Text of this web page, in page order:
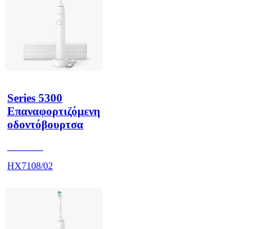
Series 5300
Επαναφορτιζόμενη
οδοντόβουρτσα
HX7108/02